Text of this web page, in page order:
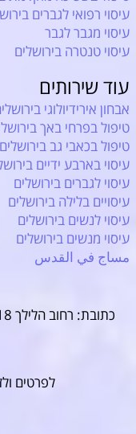
עיסוי רפואי לגברים
עיסוי מגבר לגבר
עיסוי טנטרה בירושלים
עוד שירותים
אבחון אירידיולוגי
טיפול בפרחי באך
טיפול בכאבי גב בירושלים
עיסוי בארבע ידיים
עיסוי לגברים בירושלים
עיסויים בלילה בירושלים
עיסוי לנשים בירושלים
עיסוי מנשים בירושלים
مساج في القدس
כתובת: רחוב הלילך 18, קומת קרקע, קריית מנחם, ירושלים.
לפרטים